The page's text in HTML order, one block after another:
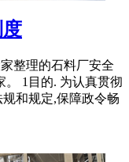
整理的石料厂安全
。 1目的. 为认真贯彻
和规定,保障政令畅